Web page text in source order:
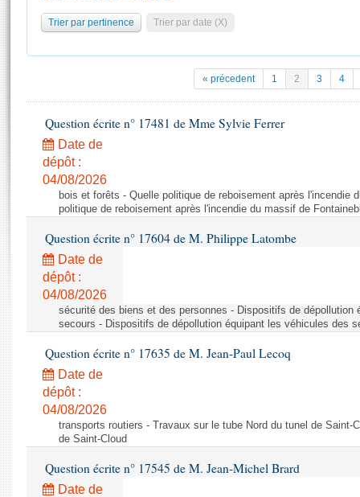
Pétitions
Projets de loi
Propositions de loi
Amendements
Textes adoptés
Rapports législatifs
Rapports sur l'application des lois
Baromètre de l’application des lois
Dossiers législatifs
Budget et sécurité sociale
Questions écrites et orales
Comptes rendus des débats
Statistiques et chiffres clés
( Constitution | Règlement de l'Assemblée ... )
Histoire
Juniors
Anciennes législatures
Contacts et plan d'accès
Photos libres de droit
Trier par pertinence Trier par date (X)
« précedent 1 2 3 4
Question écrite n° 17481 de Mme Sylvie Ferrer
Date de
dépôt :
04/08/2026
bois et forêts - Quelle politique de reboisement après l'incendie
politique de reboisement après l'incendie du massif de
Question écrite n° 17604 de M. Philippe Latombe
Date de
dépôt :
04/08/2026
sécurité des biens et des personnes - Dispositifs de
secours - Dispositifs de dépollution équipant les véhicules des
Question écrite n° 17635 de M. Jean-Paul Lecoq
Date de
dépôt :
04/08/2026
transports routiers - Travaux sur le tube Nord du tunel de Saint-
de Saint-Cloud
Question écrite n° 17545 de M. Jean-Michel Brard
Date de